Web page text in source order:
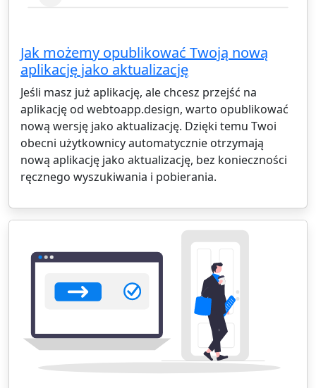
Jak możemy opublikować Twoją nową
aplikację jako aktualizację
Jeśli masz już aplikację, ale chcesz przejść na
aplikację od webtoapp.design, warto opublikować
nową wersję jako aktualizację. Dzięki temu Twoi
obecni użytkownicy automatycznie otrzymają
nową aplikację jako aktualizację, bez konieczności
ręcznego wyszukiwania i pobierania.